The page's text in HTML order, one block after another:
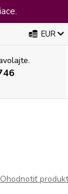
EUR
Ohodnotiť produkt